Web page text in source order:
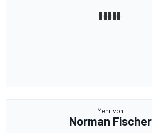
Mehr von
Norman Fischer